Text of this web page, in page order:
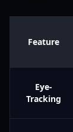
Feature
Eye-
Tracking